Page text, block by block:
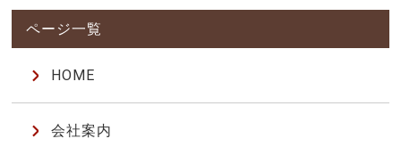
HOME
会社案内